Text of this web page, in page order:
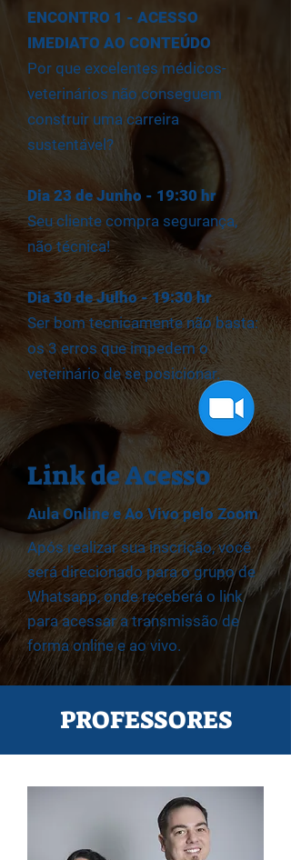
ENCONTRO 1 - ACESSO
IMEDIATO AO CONTEÚDO
Por que excelentes médicos-
veterinários não conseguem
construir uma carreira
sustentável?
Dia 23 de Junho - 19:30 hr
Seu cliente compra segurança,
não técnica!
Dia 30 de Julho - 19:30 hr
Ser bom tecnicamente não basta:
os 3 erros que impedem o
veterinário de se posicionar.
Link de Acesso
Aula Online e Ao Vivo pelo Zoom
Após realizar sua inscrição, você
será direcionado para o grupo de
Whatsapp, onde receberá o link
para acessar a transmissão de
forma online e ao vivo.
PROFESSORES